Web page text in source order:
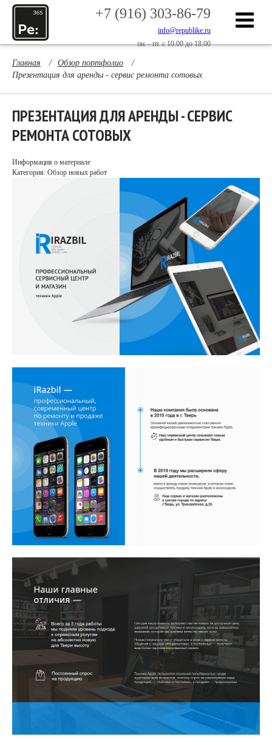
+7 (916) 303-86-79
info@republike.ru
пн. - пт. с 10.00 до 18.00
Главная / Обзор портфолио
/
Презентация для аренды - сервис ремонта сотовых
ПРЕЗЕНТАЦИЯ ДЛЯ АРЕНДЫ - СЕРВИС
РЕМОНТА СОТОВЫХ
Информация о материале
Категория: Обзор новых работ